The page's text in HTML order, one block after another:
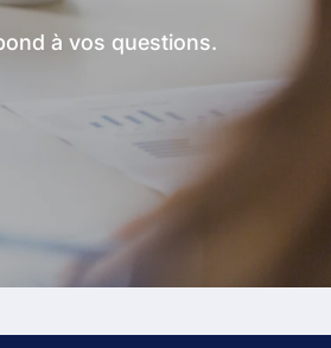
à vos questions.